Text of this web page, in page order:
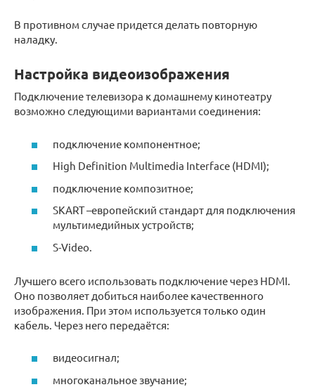
В противном случае придется делать повторную
наладку.
Настройка видеоизображения
Подключение телевизора к домашнему кинотеатру
возможно следующими вариантами соединения:
подключение компонентное;
High Definition Multimedia Interface (HDMI);
подключение композитное;
SKART –европейский стандарт для подключения
мультимедийных устройств;
S-Video.
Лучшего всего использовать подключение через HDMI.
Оно позволяет добиться наиболее качественного
изображения. При этом используется только один
кабель. Через него передаётся:
видеосигнал;
многоканальное звучание;